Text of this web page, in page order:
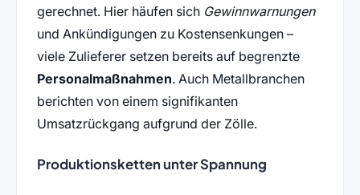
gerechnet. Hier häufen sich Gewinnwarnungen
und Ankündigungen zu Kostensenkungen –
viele Zulieferer setzen bereits auf begrenzte
Personalmaßnahmen. Auch Metallbranchen
berichten von einem signifikanten
Umsatzrückgang aufgrund der Zölle.
Produktionsketten unter Spannung